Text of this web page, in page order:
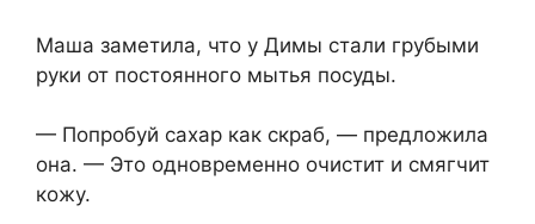
Маша заметила, что у Димы стали грубыми
руки от постоянного мытья посуды.
— Попробуй сахар как скраб, — предложила
она. — Это одновременно очистит и смягчит
кожу.